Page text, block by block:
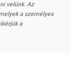
velünk. Az
a személyes
a